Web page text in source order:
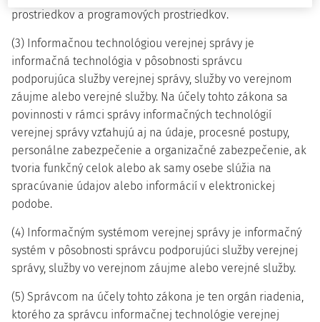
prostriedkov a programových prostriedkov.
(3) Informačnou technológiou verejnej správy je
informačná technológia v pôsobnosti správcu
podporujúca služby verejnej správy, služby vo verejnom
záujme alebo verejné služby. Na účely tohto zákona sa
povinnosti v rámci správy informačných technológií
verejnej správy vzťahujú aj na údaje, procesné postupy,
personálne zabezpečenie a organizačné zabezpečenie, ak
tvoria funkčný celok alebo ak samy osebe slúžia na
spracúvanie údajov alebo informácií v elektronickej
podobe.
(4) Informačným systémom verejnej správy je informačný
systém v pôsobnosti správcu podporujúci služby verejnej
správy, služby vo verejnom záujme alebo verejné služby.
(5) Správcom na účely tohto zákona je ten orgán riadenia,
ktorého za správcu informačnej technológie verejnej